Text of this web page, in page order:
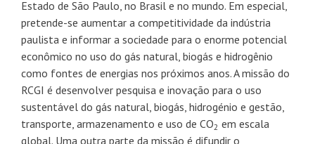
Estado de São Paulo, no Brasil e no mundo. Em especial,
pretende-se aumentar a competitividade da indústria
paulista e informar a sociedade para o enorme potencial
econômico no uso do gás natural, biogás e hidrogênio
como fontes de energias nos próximos anos. A missão do
RCGI é desenvolver pesquisa e inovação para o uso
sustentável do gás natural, biogás, hidrogénio e gestão,
transporte, armazenamento e uso de CO2 em escala
global. Uma outra parte da missão é difundir o